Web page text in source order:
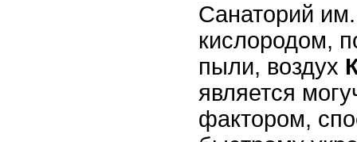
Санаторий
кислородом,
пыли, воздух
является
фактором,